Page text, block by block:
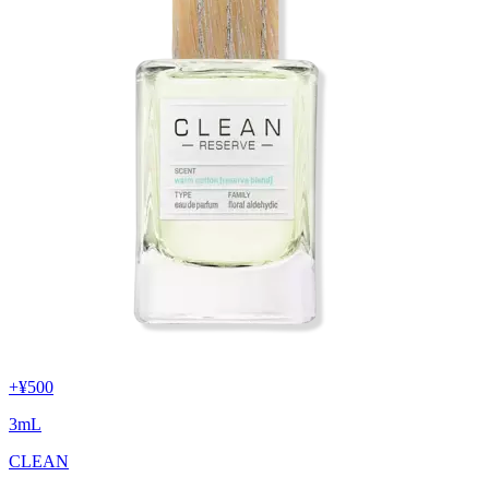
+¥500
3mL
CLEAN